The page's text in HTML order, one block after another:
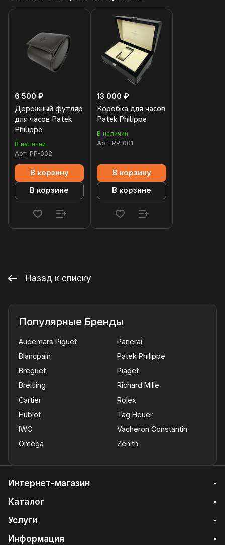
6 500 ₽
Дорожный футляр
для часов Patek
Philippe
В наличии
Арт. PP-002
В корзину
В корзине
13 000 ₽
Коробка для часов
Patek Philippe
В наличии
Арт. PP-001
В корзину
В корзине
Назад к списку
Популярные Бренды
Audemars Piguet
Blancpain
Breguet
Breitling
Cartier
Hublot
IWC
Omega
Panerai
Patek Philippe
Piaget
Richard Mille
Rolex
Tag Heuer
Vacheron Constantin
Zenith
Интернет-магазин
Каталог
Услуги
Информация